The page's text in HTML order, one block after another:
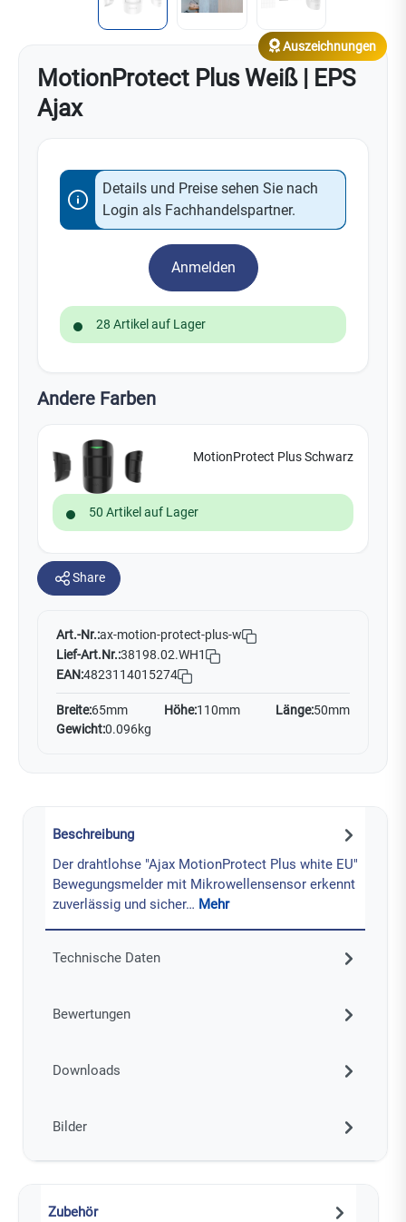
MotionProtect Plus Weiß | EPS
Ajax
Auszeichnungen
Details und Preise sehen Sie nach
Login als Fachhandelspartner.
Anmelden
28 Artikel auf Lager
Andere Farben
MotionProtect Plus Schwarz
50 Artikel auf Lager
Share
Art.-Nr.:ax-motion-protect-plus-w
Lief-Art.Nr.:38198.02.WH1
EAN:4823114015274
Breite:65mm Höhe:110mm Länge:50mm
Gewicht:0.096kg
Beschreibung
Der drahtlohse "Ajax MotionProtect Plus white EU"
Bewegungsmelder mit Mikrowellensensor erkennt
zuverlässig und sicher… Mehr
Technische Daten
Bewertungen
Downloads
Bilder
Zubehör